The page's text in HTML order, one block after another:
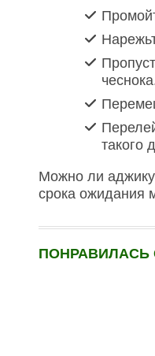
такого
Можно ли
срока ожидания
ПОНРАВИЛАСЬ